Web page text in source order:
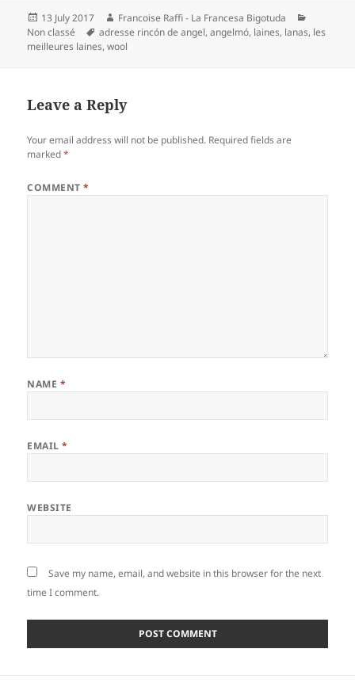
Posted
on
13 July 2017 Author
Francoise Raffi - La Francesa Bigotuda
Non classé
Tags
adresse rincón de angel,angelmó, laines, lanas, les
meilleures laines,wool
Leave a Reply
Your email address will not be published. Required fields are
marked*
COMMENT*
NAME *
EMAIL*
WEBSITE
Save my name, email, and website in this browser for the next
time I comment.